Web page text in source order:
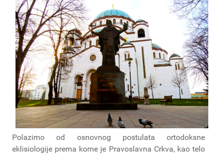
Polazimo od osnovnog postulata ortodoksne
eklisiologije prema kome je Pravoslavna Crkva, kao telo